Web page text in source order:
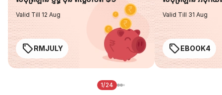
Valid Till 12 Aug
RMJULY
Valid Till 31 Aug
EBOOK4
1/24